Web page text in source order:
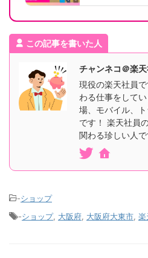
この記事を書いた人
チャンネコ＠楽
現役の楽天社員
わる仕事をして
場、モバイル、
です！ 楽天社員
関わる珍しい人で
-ショップ
-ショップ, 大阪府 大阪府大東市 楽